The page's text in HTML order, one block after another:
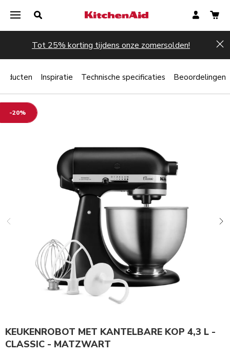
Tot 25% korting tijdens onze zomersolden!
-20%
KEUKENROBOT MET KANTELBARE KOP 4,3 L -
CLASSIC - MATZWART
Inspiratie Technische specificaties Beoordelingen